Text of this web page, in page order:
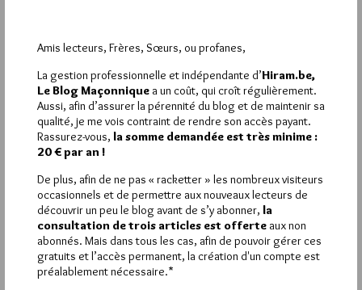
On vit mieux avec la culture.
Et encore mieux lorsque cette culture est partagée.
FRATERNITE
La rédaction de commentaires est
réservée aux abonnés.
Si vous souhaitez rédiger des
commentaires, vous devez :
Amis lecteurs, Frères, Sœurs, ou profanes,
La gestion professionnelle et indépendante d’Hiram.be,
Le Blog Maçonnique a un coût, qui croît régulièrement.
Aussi, afin d’assurer la pérennité du blog et de maintenir sa
qualité, je me vois contraint de rendre son accès payant.
Rassurez-vous, la somme demandée est très minime :
20 € par an !
De plus, afin de ne pas « racketter » les nombreux visiteurs
occasionnels et de permettre aux nouveaux lecteurs de
découvrir un peu le blog avant de s’y abonner, la
consultation de trois articles est offerte aux non
abonnés. Mais dans tous les cas, afin de pouvoir gérer ces
gratuits et l’accès permanent, la création d'un compte est
préalablement nécessaire.*